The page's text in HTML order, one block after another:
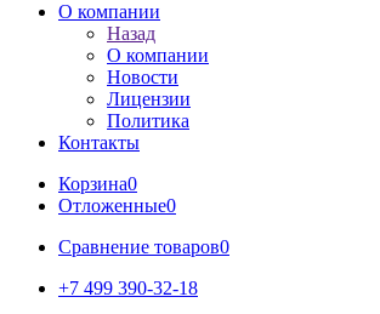
О компании
Назад
О компании
Новости
Лицензии
Политика
Контакты
Корзина0
Отложенные0
Сравнение товаров0
+7 499 390-32-18